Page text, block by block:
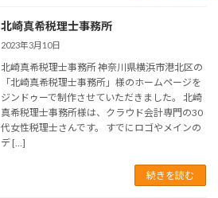
北崎真希税理士事務所
2023年3月10日
北崎真希税理士事務所 神奈川県横浜市港北区の
「北崎真希税理士事務所」様のホームページを
ジンドゥーで制作させていただきました。 北崎
真希税理士事務所様は、クラウド会計専門の30
代女性税理士さんです。 すでにロゴやメインの
デ […]
続きを読む